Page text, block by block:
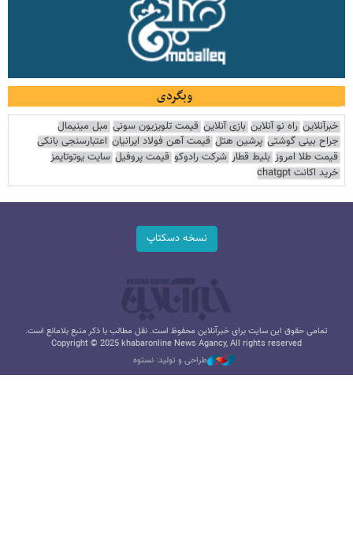
وبگردی
خبرآنلاین راه نو آنلاین بازی آنلاین قیمت تلویزیون سونی مبل مینیمال
جراح بینی گوشتی پرشین هتل قیمت آهن فولاد ایرانیان اعتبارسنجی بانکی
قیمت طلا امروز بلیط قطار شرکت رادوکو قیمت پروفیل سایت یوتوتایمز
خرید اکانت chatgpt
نسخه دسکتاپ
تمامی حقوق این سایت برای خبرآنلاین محفوظ است. نقل مطالب با ذکر منبع بلامانع است.
Copyright © 2025 khabaronline News Agancy, All rights reserved
طراحی و تولید: نستوه